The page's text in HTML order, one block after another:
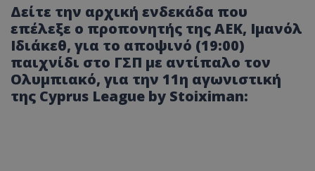
Δείτε την αρχική ενδεκάδα που
επέλεξε ο προπονητής της ΑΕΚ, Ιμανόλ
Ιδιάκεθ, για το αποψινό (19:00)
παιχνίδι στο ΓΣΠ με αντίπαλο τον
Ολυμπιακό, για την 11η αγωνιστική
της Cyprus League by Stoiximan: